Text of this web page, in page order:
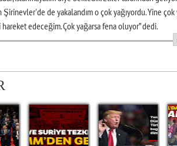
de yakalandım o çok yağıyordu. Yine çok
edeceğim. Çok yağarsa fena oluyor” dedi.